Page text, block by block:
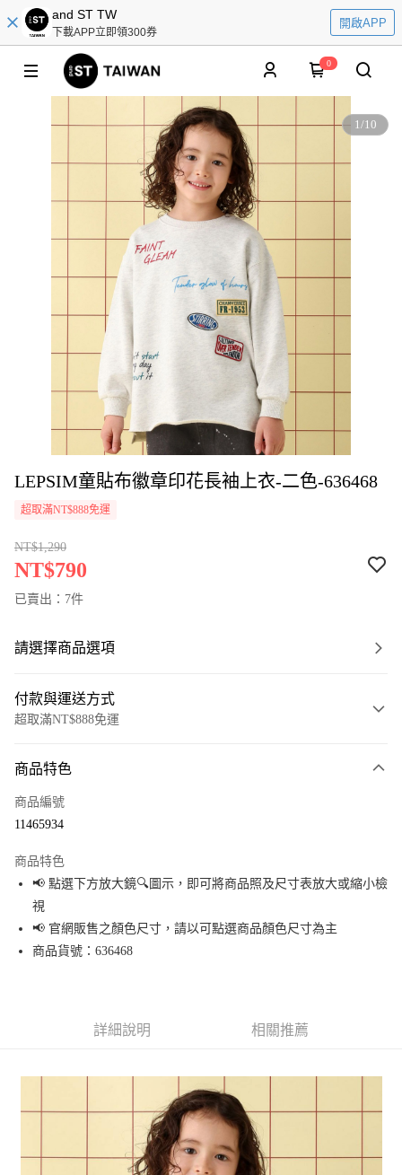
and ST TW
下載APP立即領300券
開啟APP
0
1/10
LEPSIM童貼布徽章印花長袖上衣-二色-636468
超取滿NT$888免運
NT$1,290
NT$790
已賣出：7件
請選擇商品選項
付款與運送方式
超取滿NT$888免運
信用卡一次付款
Apple Pay
街口支付
悠遊付
1.本服務由台灣大哥大提供，台灣大哥大用戶可立即使用無須另外申請。
2.付款方式選擇「大哥付你分期」，訂單成立後會自動跳轉到大哥付的交易
流程，驗證手機門號後，選擇欲分期的期數、繳款截止日，確認付款後即完
3.實際核准額度、可分期數及費用金額請依後續交易確認頁面所載為準。
【關於「AFTEE先享後付」】
AFTEE先享後付是「在收到商品之後才付款」的支付方式。 讓您購物簡單便
商品特色
商品編號
11465934
商品特色
📢 點選下方放大鏡🔍圖示，即可將商品照及尺寸表放大或縮小檢
視
📢 官網販售之顏色尺寸，請以可點選商品顏色尺寸為主
商品貨號：636468
詳細說明 相關推薦